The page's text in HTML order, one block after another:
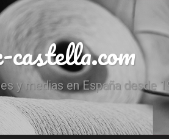
y medias en España desde